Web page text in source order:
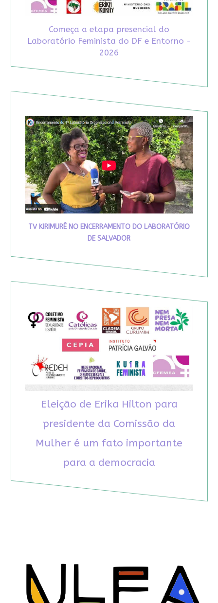
Começa a etapa presencial do
Laboratório Feminista do DF e Entorno -
2026
TV KIRIMURÊ NO ENCERRAMENTO DO LABORATÓRIO
DE SALVADOR
Eleição de Erika Hilton para
presidente da Comissão da
Mulher é um fato importante
para a democracia